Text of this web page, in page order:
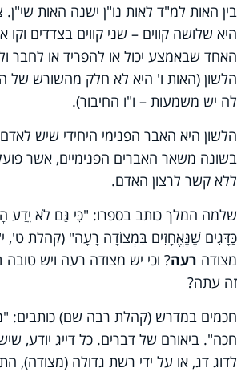
בין האות למ"ד לאות נו"ן ישנה האות שי"ן.
היא שלושה קווים – שני קווים בצדדים
האחד שבאמצע יכול או להפריד או לחבר
הלשון (האות ו' היא לא חלק מהשורש של
לה יש משמעות – ו"ו החיבור).
הלשון היא האבר הפנימי היחידי שיש
בשונה משאר האברים הפנימיים, אשר
ללא קשר לרצון האדם.
שלמה המלך כותב בספרו: "כִּי גַּם לֹא יֵדַע
כַּדָּגִים שֶׁנֶּאֱחָזִים בִּמְצוֹדָה רָעָה" (קהלת ט',
מצודה רעה? וכי יש מצודה רעה ויש
זה עתה?
חכמים במדרש (קהלת רבה שם) כותבים:
חכה". ביאורם של דברים. כל דייג יודע,
לדוג דג, או על ידי רשת גדולה (מצודה),